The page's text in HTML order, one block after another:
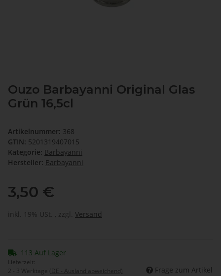
Ouzo Barbayanni Original Glas
Grün 16,5cl
Artikelnummer: 368
GTIN: 5201319407015
Kategorie: Barbayanni
Hersteller: Barbayanni
3,50 €
inkl. 19% USt. , zzgl. Versand
113 Auf Lager
Lieferzeit:
2 - 3 Werktage (DE - Ausland abweichend) Frage zum Artikel